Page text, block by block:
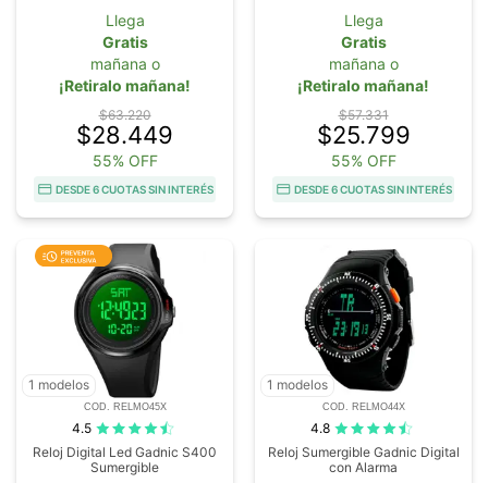
Llega
Gratis
mañana o
¡Retiralo mañana!
$63.220
$28.449
55% OFF
DESDE 6 CUOTAS SIN INTERÉS
Llega
Gratis
mañana o
¡Retiralo mañana!
$57.331
$25.799
55% OFF
DESDE 6 CUOTAS SIN INTERÉS
1 modelos
COD. RELMO45X
4.5
Reloj Digital Led Gadnic S400
Sumergible
1 modelos
COD. RELMO44X
4.8
Reloj Sumergible Gadnic Digital
con Alarma